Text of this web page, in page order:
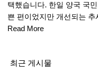
택했습니다. 한일 양국 국
쁜 편이었지만 개선되는
Read More
최근 게시물